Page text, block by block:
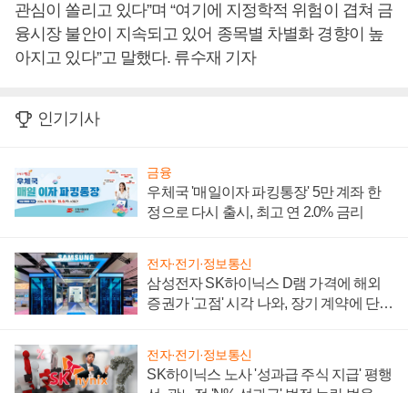
관심이 쏠리고 있다”며 “여기에 지정학적 위험이 겹쳐 금
융시장 불안이 지속되고 있어 종목별 차별화 경향이 높
아지고 있다”고 말했다. 류수재 기자
인기기사
금융
우체국 '매일이자 파킹통장' 5만 계좌 한
정으로 다시 출시, 최고 연 2.0% 금리
전자·전기·정보통신
삼성전자 SK하이닉스 D램 가격에 해외
증권가 '고점' 시각 나와, 장기 계약에 단점
전자·전기·정보통신
SK하이닉스 노사 '성과급 주식 지급' 평행